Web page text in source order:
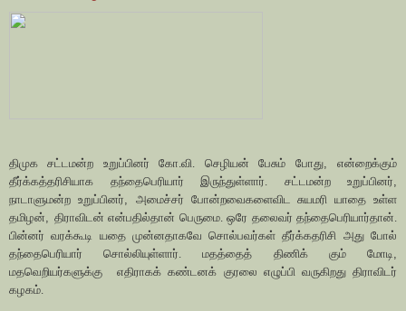
திமுக சட்டமன்ற உறுப்பினர் கோ.வி. செழியன் பேசும் போது,என்றைக்கும்
தீர்க்கத்தரிசியாக தந்தைபெரியார் இருந்துள்ளார். சட்டமன்ற உறுப்பினர்
நாடாளுமன்ற உறுப்பினர்
அமைச்சர் போன்றவைகளைவிட சுயமரி யாதை உள்ள
தமிழன்
திராவிடன் என்பதில்தான் பெருமை. ஒரே தலைவர் தந்தைபெரியார்தான்.
பின்னர் வரக்கூடி யதை முன்னதாகவே சொல்பவர்கள் தீர்க்கதரிசி அது போல்
தந்தைபெரியார் சொல்லியுள்ளார். மதத்தைத் திணிக் கும் மோடி
மதவெறியர்களுக்கு
எதிராகக் கண்டனக் குரலை எழுப்பி வருகிறது திராவிடர்
கழகம்.